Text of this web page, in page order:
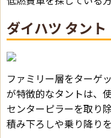
ダイハツ タント
ファミリー層をターゲ
が特徴的なタントは、
センターピラーを取り
積み下ろしや乗り降り